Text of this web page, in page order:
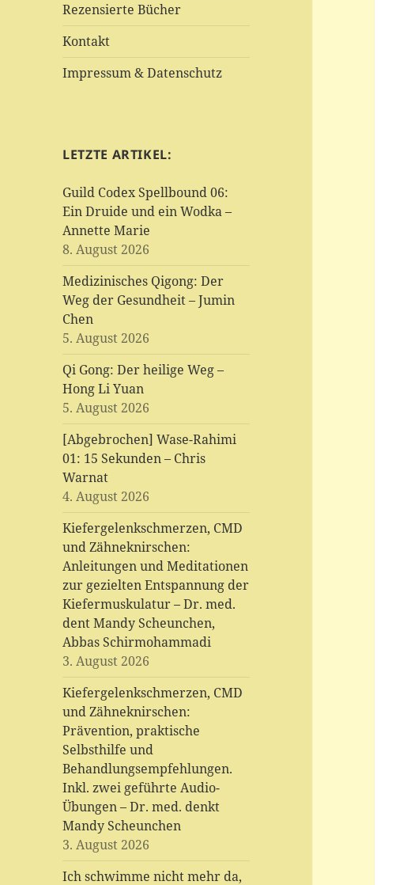
Rezensierte Bücher
Kontakt
Impressum & Datenschutz
LETZTE ARTIKEL:
Guild Codex Spellbound 06:
Ein Druide und ein Wodka –
Annette Marie
8. August 2026
Medizinisches Qigong: Der
Weg der Gesundheit – Jumin
Chen
5. August 2026
Qi Gong: Der heilige Weg –
Hong Li Yuan
5. August 2026
[Abgebrochen] Wase-Rahimi
01: 15 Sekunden – Chris
Warnat
4. August 2026
Kiefergelenkschmerzen, CMD
und Zähneknirschen:
Anleitungen und Meditationen
zur gezielten Entspannung der
Kiefermuskulatur – Dr. med.
dent Mandy Scheunchen,
Abbas Schirmohammadi
3. August 2026
Kiefergelenkschmerzen, CMD
und Zähneknirschen:
Prävention, praktische
Selbsthilfe und
Behandlungsempfehlungen.
Inkl. zwei geführte Audio-
Übungen – Dr. med. denkt
Mandy Scheunchen
3. August 2026
Ich schwimme nicht mehr da,